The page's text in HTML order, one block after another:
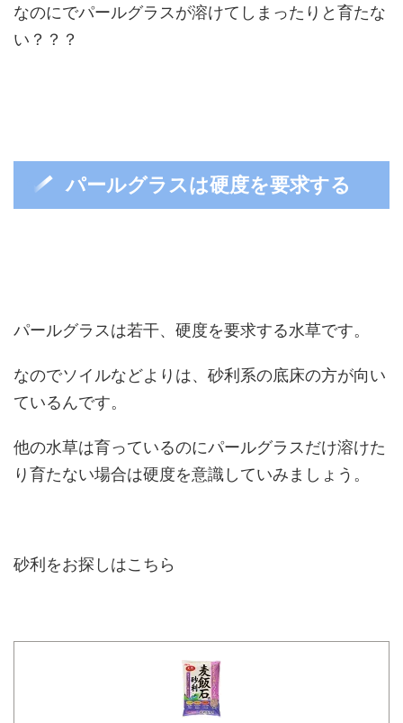
なのにでパールグラスが溶けてしまったりと育たな
い？？？
パールグラスは硬度を要求する
パールグラスは若干、硬度を要求する水草です。
なのでソイルなどよりは、砂利系の底床の方が向い
ているんです。
他の水草は育っているのにパールグラスだけ溶けた
り育たない場合は硬度を意識していみましょう。
砂利をお探しはこちら